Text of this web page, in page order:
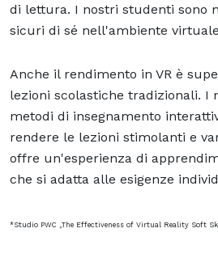
di lettura. I nostri studenti sono
sicuri di sé nell'ambiente
Anche il rendimento in VR è
lezioni scolastiche tradizionali.
metodi di insegnamento
rendere le lezioni stimolanti e
offre un'esperienza di
che si adatta alle esigenze
*Studio PWC „The Effectiveness of Virtual Reality Soft